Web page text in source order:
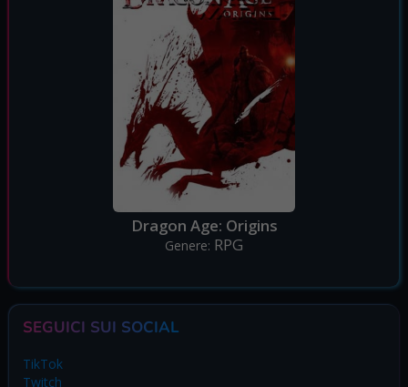
Dragon Age: Origins
Genere: RPG
SEGUICI SUI SOCIAL
TikTok
Twitch